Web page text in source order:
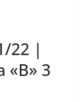
22 |
«B» 3